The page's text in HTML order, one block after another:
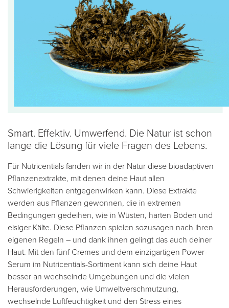
Smart. Effektiv. Umwerfend. Die Natur ist schon
lange die Lösung für viele Fragen des Lebens.
Für Nutricentials fanden wir in der Natur diese bioadaptiven
Pflanzenextrakte, mit denen deine Haut allen
Schwierigkeiten entgegenwirken kann. Diese Extrakte
werden aus Pflanzen gewonnen, die in extremen
Bedingungen gedeihen, wie in Wüsten, harten Böden und
eisiger Kälte. Diese Pflanzen spielen sozusagen nach ihren
eigenen Regeln – und dank ihnen gelingt das auch deiner
Haut. Mit den fünf Cremes und dem einzigartigen Power-
Serum im Nutricentials-Sortiment kann sich deine Haut
besser an wechselnde Umgebungen und die vielen
Herausforderungen, wie Umweltverschmutzung,
wechselnde Luftfeuchtigkeit und den Stress eines